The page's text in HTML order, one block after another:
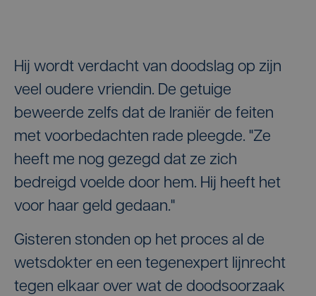
Hij wordt verdacht van doodslag op zijn
veel oudere vriendin. De getuige
beweerde zelfs dat de Iraniër de feiten
met voorbedachten rade pleegde. "Ze
heeft me nog gezegd dat ze zich
bedreigd voelde door hem. Hij heeft het
voor haar geld gedaan."
Gisteren stonden op het proces al de
wetsdokter en een tegenexpert lijnrecht
tegen elkaar over wat de doodsoorzaak